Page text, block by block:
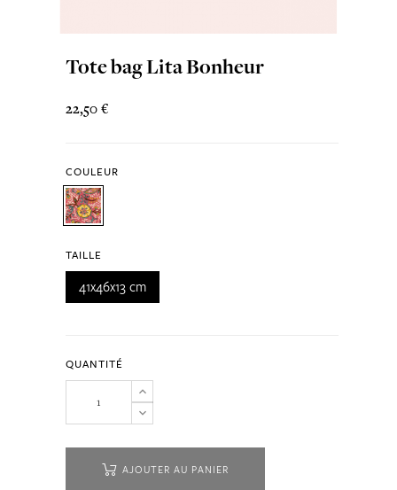
Tote bag Lita Bonheur
22,50 €
COULEUR
TAILLE
41x46x13 cm
QUANTITÉ
AJOUTER AU PANIER